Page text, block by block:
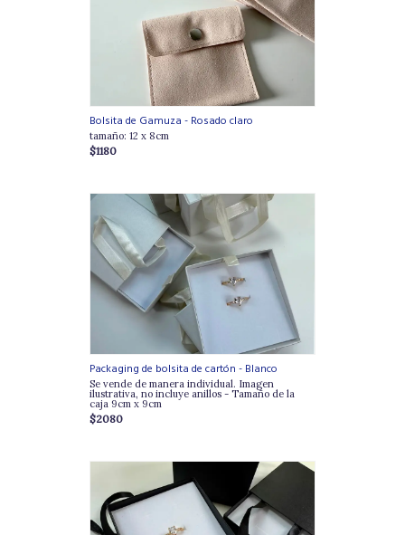
Bolsita de Gamuza - Rosado claro
tamaño: 12 x 8cm
$1180
Packaging de bolsita de cartón - Blanco
Se vende de manera individual. Imagen
ilustrativa, no incluye anillos - Tamaño de la
caja 9cm x 9cm
$2080